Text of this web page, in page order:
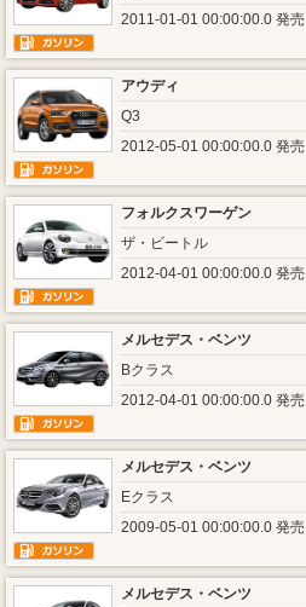
2011-01-01 00:00:00.0 発売
アウディ
Q3
2012-05-01 00:00:00.0 発売
フォルクスワーゲン
ザ・ビートル
2012-04-01 00:00:00.0 発売
メルセデス・ベンツ
Bクラス
2012-04-01 00:00:00.0 発売
メルセデス・ベンツ
Eクラス
2009-05-01 00:00:00.0 発売
メルセデス・ベンツ